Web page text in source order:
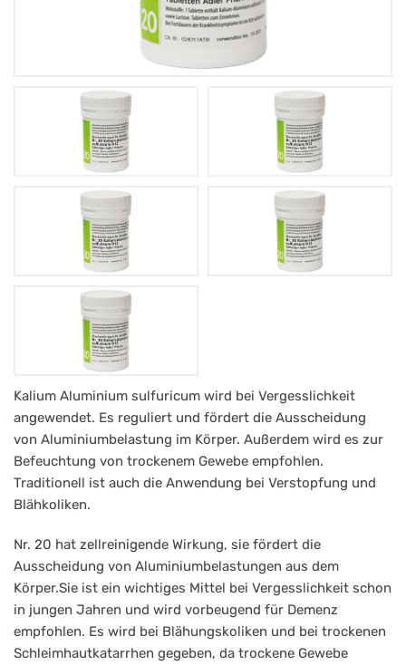
Schüßler
Salz
Adler
Nr.
20
Kalium
aluminium
sulfuricum
D12
Tabletten
Kalium Aluminium sulfuricum wird bei Vergesslichkeit
angewendet. Es reguliert und fördert die Ausscheidung
von Aluminiumbelastung im Körper. Außerdem wird es zur
Befeuchtung von trockenem Gewebe empfohlen.
Traditionell ist auch die Anwendung bei Verstopfung und
Blähkoliken.
Nr. 20 hat zellreinigende Wirkung, sie fördert die
Ausscheidung von Aluminiumbelastungen aus dem
Körper.Sie ist ein wichtiges Mittel bei Vergesslichkeit schon
in jungen Jahren und wird vorbeugend für Demenz
empfohlen. Es wird bei Blähungskoliken und bei trockenen
Schleimhautkatarrhen gegeben, da trockene Gewebe